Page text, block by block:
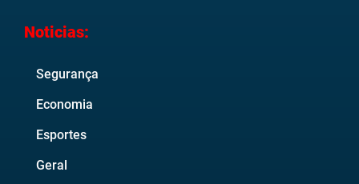
Noticias:
Segurança
Economia
Esportes
Geral